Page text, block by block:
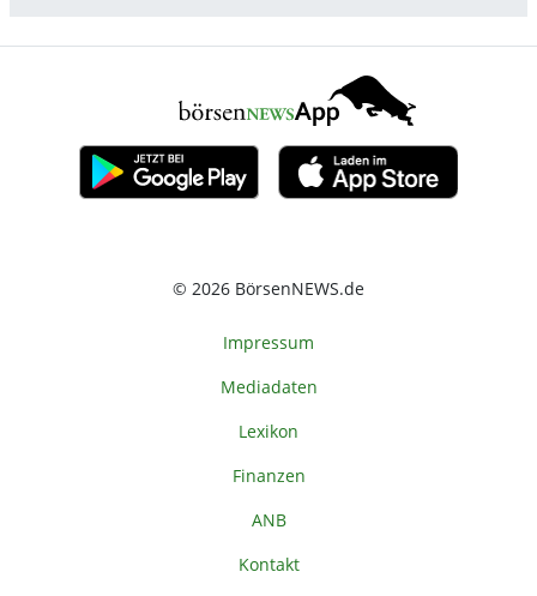
© 2026 BörsenNEWS.de
Impressum
Mediadaten
Lexikon
Finanzen
ANB
Kontakt